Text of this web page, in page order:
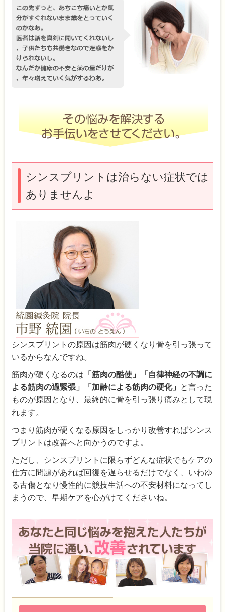
シンスプリントは治らない症状では
ありませんよ
シンスプリントの原因は筋肉が硬くなり骨を引っ張って
いるからなんですね。
筋肉が硬くなるのは 「筋肉の酷使」「自律神経の不調に
よる筋肉の過緊張」「加齢による筋肉の硬化」
と言った
ものが原因となり、最終的に骨を引っ張り痛みとして現
れます。
つまり筋肉が硬くなる原因をしっかり改善すればシンス
プリントは改善へと向かうのですよ。
ただし、シンスプリントに限らずどんな症状でもケアの
仕方に問題があれば回復を遅らせるだけでなく、いわゆ
る古傷となり慢性的に競技生活への不安材料になってし
まうので、早期ケアを心がけてくださいね。